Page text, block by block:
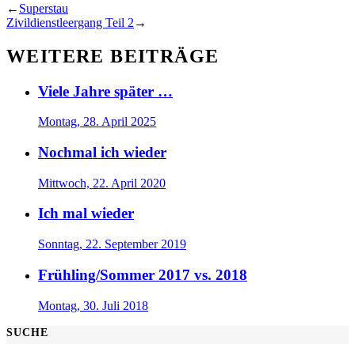
← Superstau
Zivildienstleergang Teil 2 →
WEITERE BEITRÄGE
Viele Jahre später …
Montag, 28. April 2025
Nochmal ich wieder
Mittwoch, 22. April 2020
Ich mal wieder
Sonntag, 22. September 2019
Frühling/Sommer 2017 vs. 2018
Montag, 30. Juli 2018
SUCHE